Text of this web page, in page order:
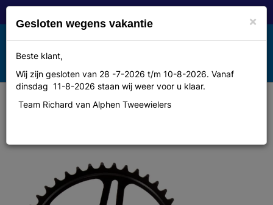
Toggle
navigation
MENU
Merkloos Crankstel z/spie 44t vinty
×
Gesloten wegens vakantie
Beste klant,
Wij zijn gesloten van 28 -7-2026 t/m 10-8-2026. Vanaf
dinsdag 11-8-2026 staan wij weer voor u klaar.
Team Richard van Alphen Tweewielers